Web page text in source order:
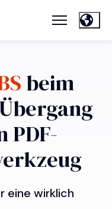
beim
PDF-
eine wirklich